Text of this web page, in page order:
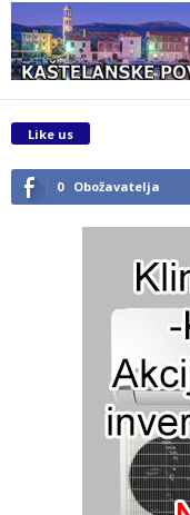
Like us
0 Obožavatelja